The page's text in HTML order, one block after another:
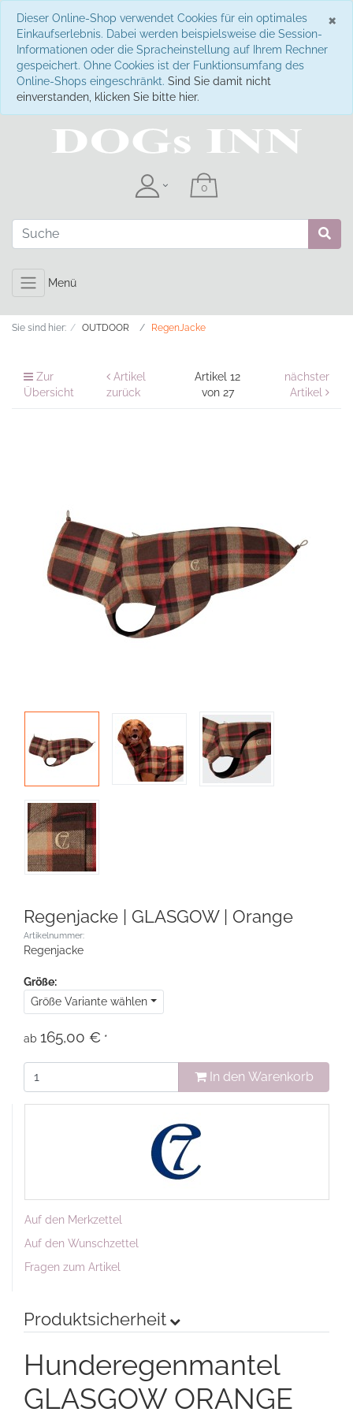
×
Dieser Online-Shop verwendet Cookies für ein optimales
Einkaufserlebnis. Dabei werden beispielsweise die Session-
Informationen oder die Spracheinstellung auf Ihrem Rechner
gespeichert. Ohne Cookies ist der Funktionsumfang des
Online-Shops eingeschränkt. Sind Sie damit nicht
einverstanden, klicken Sie bitte hier.
Menü
Sie sind hier: OUTDOOR RegenJacke
Zur
Übersicht
Artikel
zurück
Artikel 12
von 27
nächster
Artikel
Regenjacke | GLASGOW | Orange
Artikelnummer:
Regenjacke
Größe:
Größe Variante wählen
ab 165,00 € *
In den Warenkorb
Auf den Merkzettel
Auf den Wunschzettel
Fragen zum Artikel
Produktsicherheit
Hunderegenmantel
GLASGOW ORANGE